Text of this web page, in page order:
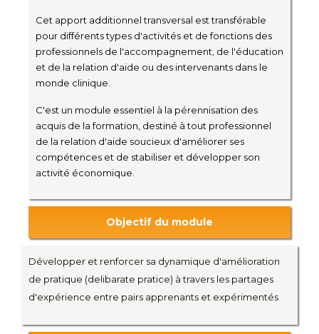
Cet apport additionnel transversal est transférable
pour différents types d'activités et de fonctions des
professionnels de l'accompagnement, de l'éducation
et de la relation d'aide ou des intervenants dans le
monde clinique.
C'est un module essentiel à la pérennisation des
acquis de la formation, destiné à tout professionnel
de la relation d'aide soucieux d'améliorer ses
compétences et de stabiliser et développer son
activité économique.
Objectif du module
Développer et renforcer sa dynamique d'amélioration
de pratique (delibarate pratice) à travers les partages
d'expérience entre pairs apprenants et expérimentés